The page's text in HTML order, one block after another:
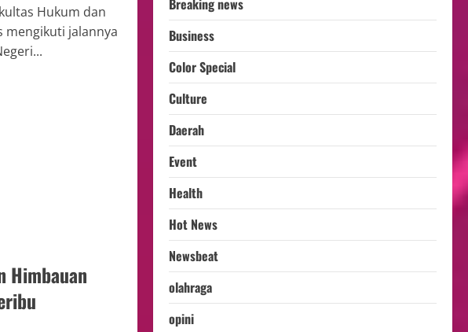
Hukum dan
mengikuti jalannya
Himbauan
Breaking news
Business
Color Special
Culture
Daerah
Event
Health
Hot News
Newsbeat
olahraga
opini